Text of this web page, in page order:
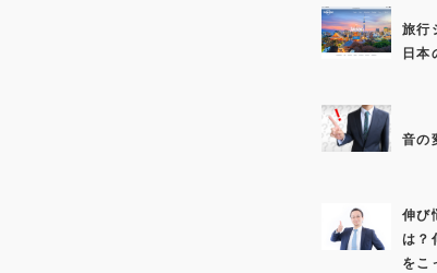
旅行
日本
音の
伸び
は？
をこ